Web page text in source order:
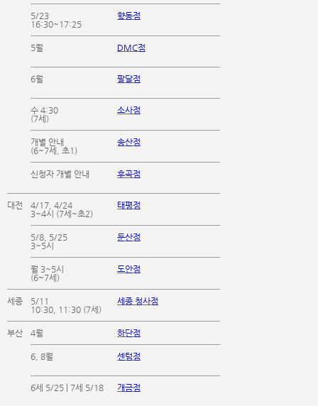
5/23
16:30~17:25
향동점
5월 DMC점
6월 팔달점
수 4:30
(7세)
소사점
개별 안내
(6~7세, 초1)
송산점
신청자 개별 안내 후곡점
대전
4/17, 4/24
3~4시 (7세~초2)
태평점
5/8, 5/25
3~5시
둔산점
월 3~5시
(6~7세)
도안점
세종
5/11
10:30, 11:30 (7세)
세종 청사점
부산 4월 하단점
6, 8월 센텀점
6세 5/25 | 7세 5/18 개금점